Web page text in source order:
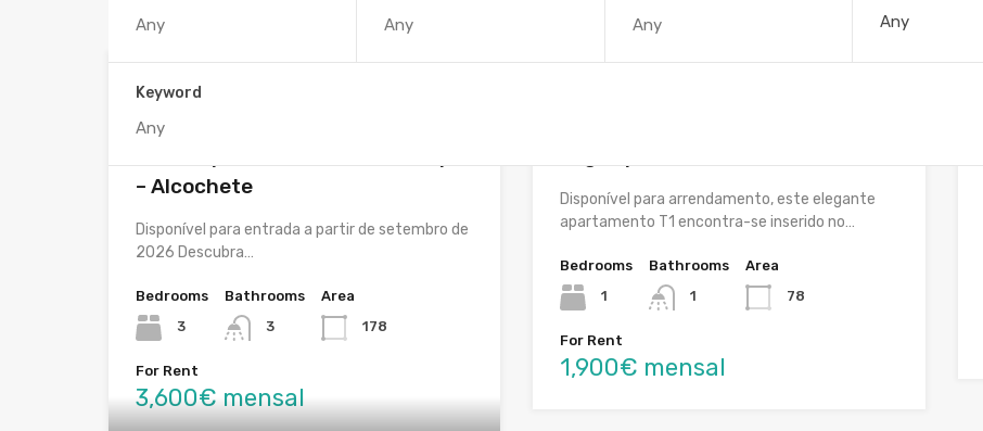
Keyword
T3 de Luxo Mobilado | 2 Suites |
Terraço com Jacuzzi | Vista Rio e
– Alcochete
Disponível para entrada a partir de setembro de
2026 Descubra…
Bedrooms
3
Bathrooms
3
Area
178
For Rent
3,600€ mensal
Disponível para arrendamento, este elegante
apartamento T1 encontra-se inserido no…
Bedrooms
1
Bathrooms
1
Area
78
For Rent
1,900€ mensal